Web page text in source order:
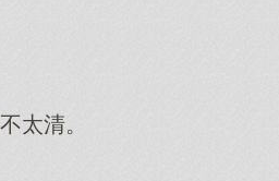
太清。